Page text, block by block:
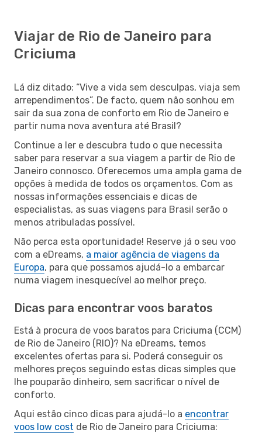
Viajar de Rio de Janeiro para
Criciuma
Lá diz ditado: “Vive a vida sem desculpas, viaja sem
arrependimentos”. De facto, quem não sonhou em
sair da sua zona de conforto em Rio de Janeiro e
partir numa nova aventura até Brasil?
Continue a ler e descubra tudo o que necessita
saber para reservar a sua viagem a partir de Rio de
Janeiro connosco. Oferecemos uma ampla gama de
opções à medida de todos os orçamentos. Com as
nossas informações essenciais e dicas de
especialistas, as suas viagens para Brasil serão o
menos atribuladas possível.
Não perca esta oportunidade! Reserve já o seu voo
com a eDreams, a maior agência de viagens da
Europa, para que possamos ajudá-lo a embarcar
numa viagem inesquecível ao melhor preço.
Dicas para encontrar voos baratos
Está à procura de voos baratos para Criciuma (CCM)
de Rio de Janeiro (RIO)? Na eDreams, temos
excelentes ofertas para si. Poderá conseguir os
melhores preços seguindo estas dicas simples que
lhe pouparão dinheiro, sem sacrificar o nível de
conforto.
Aqui estão cinco dicas para ajudá-lo a encontrar
voos low cost de Rio de Janeiro para Criciuma: